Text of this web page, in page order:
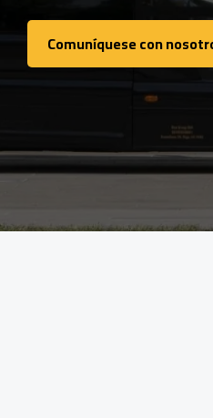
Comuníquese con
Comuníquese con